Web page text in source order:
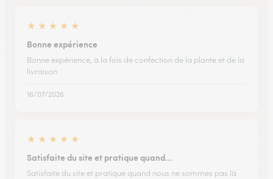
★ ★ ★ ★ ★
Bonne expérience
Bonne expérience, à la fois de confection de la plante et de la
livraison
16/07/2026
★ ★ ★ ★ ★
Satisfaite du site et pratique quand…
Satisfaite du site et pratique quand nous ne sommes pas là